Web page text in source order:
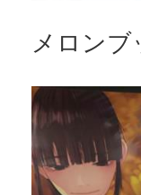
メロンブ